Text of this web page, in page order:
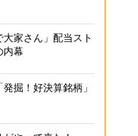
大家さん」配当スト
内幕
掘！好決算銘柄」